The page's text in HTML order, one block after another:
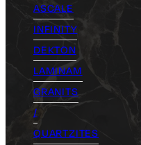
ASCALE
INFINITY
DEKTON
LAMINAM
GRANITS
/
QUARTZITES